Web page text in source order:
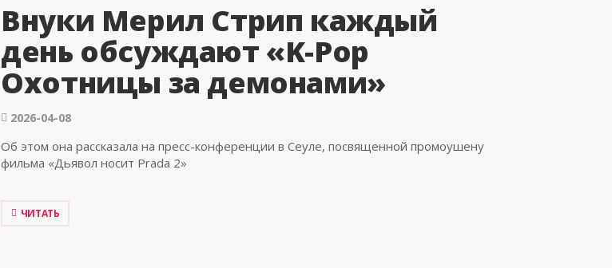
Внуки Мерил Стрип каждый
день обсуждают «K-Pop
Охотницы за демонами»
2026-04-08
Об этом она рассказала на пресс-конференции в Сеуле, посвященной промоушену
фильма «Дьявол носит Prada 2»
ЧИТАТЬ